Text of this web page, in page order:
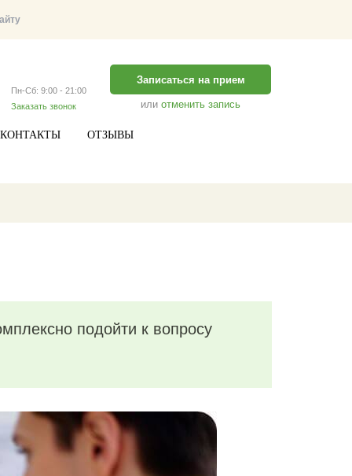
Пн-Сб: 9:00 - 21:00
Заказать звонок
Записаться на прием
или отменить запись
КОНТАКТЫ ОТЗЫВЫ
подойти к вопросу